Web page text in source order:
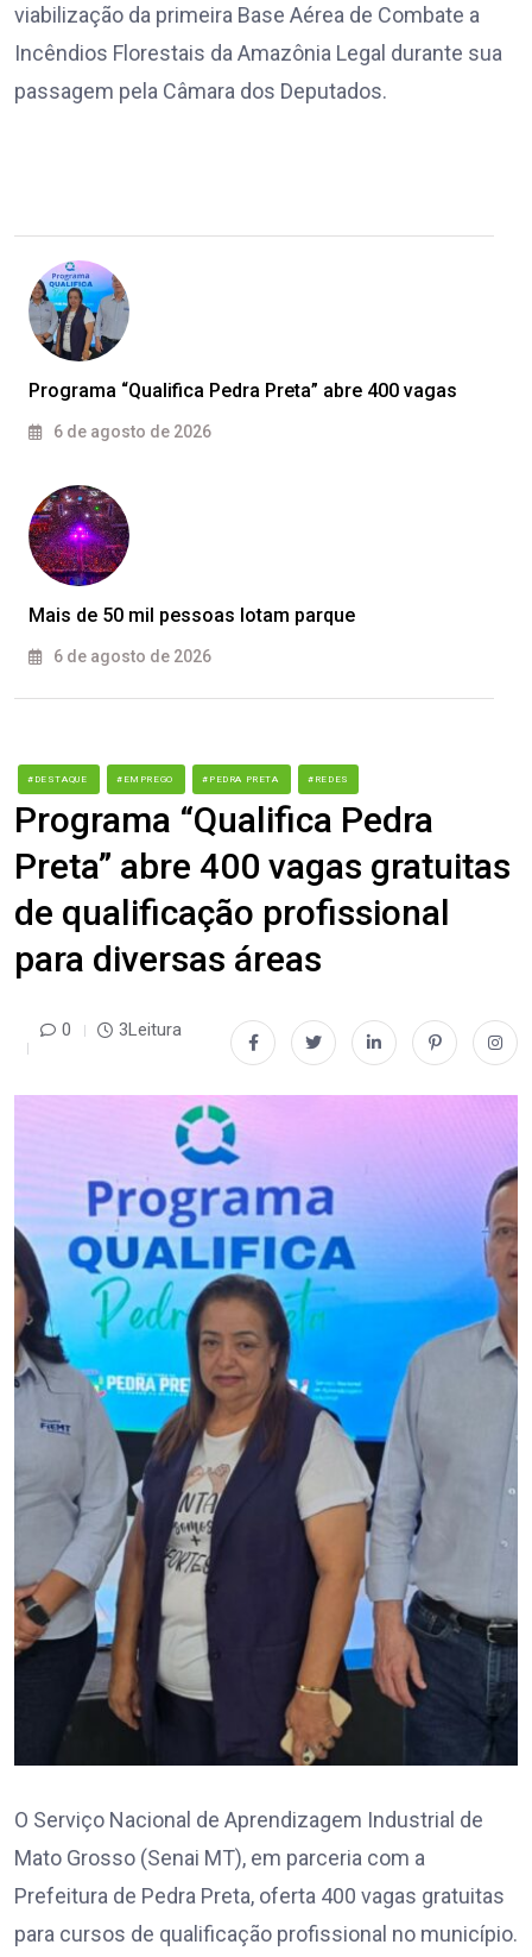
viabilização da primeira Base Aérea de Combate a
Incêndios Florestais da Amazônia Legal durante sua
passagem pela Câmara dos Deputados.
Programa “Qualifica Pedra Preta” abre 400 vagas
6 de agosto de 2026
Mais de 50 mil pessoas lotam parque
6 de agosto de 2026
#DESTAQUE #EMPREGO #PEDRA PRETA #REDES
Programa “Qualifica Pedra
Preta” abre 400 vagas gratuitas
de qualificação profissional
para diversas áreas
0 3Leitura
O Serviço Nacional de Aprendizagem Industrial de
Mato Grosso (Senai MT), em parceria com a
Prefeitura de Pedra Preta, oferta 400 vagas gratuitas
para cursos de qualificação profissional no município.